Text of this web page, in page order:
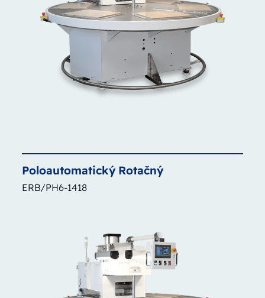
Poloautomatický Rotačný
ERB/PH6-1418